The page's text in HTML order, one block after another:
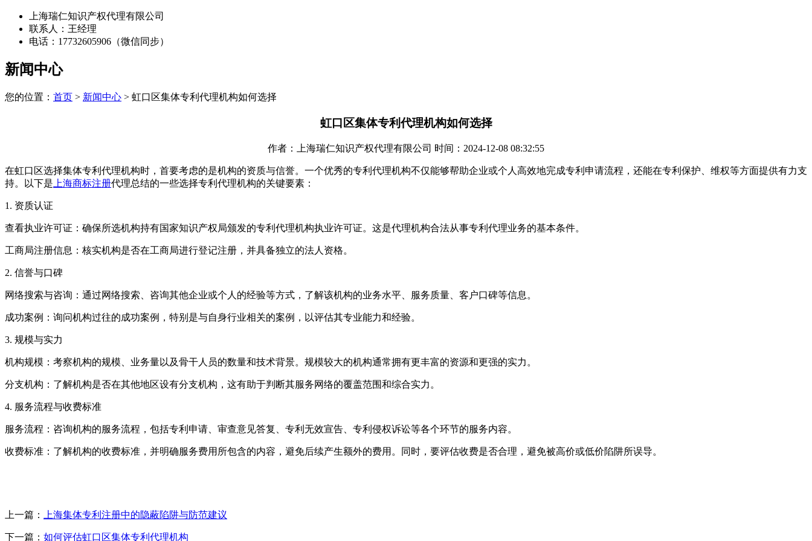
上海瑞仁知识产权代理有限公司
联系人：王经理
电话：17732605906（微信同步）
新闻中心
您的位置： 首页 > 新闻中心 > 虹口区集体专利代理机构如何选择
虹口区集体专利代理机构如何选择
作者：上海瑞仁知识产权代理有限公司 时间：2024-12-08 08:32:55
在虹口区选择集体专利代理机构时，首要考虑的是机构的资质与信誉。一个优秀的专利代理机构不仅能够帮助企业或个人高效地完成专利申请流程，还能在专利保护、维权等方面提供有力支
持。以下是 上海商标注册代理总结的一些选择专利代理机构的关键要素：
1. 资质认证
‌查看执业许可证‌：确保所选机构持有国家知识产权局颁发的专利代理机构执业许可证。这是代理机构合法从事专利代理业务的基本条件。
‌工商局注册信息‌：核实机构是否在工商局进行登记注册，并具备独立的法人资格。
2. 信誉与口碑
‌网络搜索与咨询‌：通过网络搜索、咨询其他企业或个人的经验等方式，了解该机构的业务水平、服务质量、客户口碑等信息。
‌成功案例‌：询问机构过往的成功案例，特别是与自身行业相关的案例，以评估其专业能力和经验。
3. 规模与实力
‌机构规模‌：考察机构的规模、业务量以及骨干人员的数量和技术背景。规模较大的机构通常拥有更丰富的资源和更强的实力。
‌分支机构‌：了解机构是否在其他地区设有分支机构，这有助于判断其服务网络的覆盖范围和综合实力。
4. 服务流程与收费标准
‌服务流程‌：咨询机构的服务流程，包括专利申请、审查意见答复、专利无效宣告、专利侵权诉讼等各个环节的服务内容。
‌收费标准‌：了解机构的收费标准，并明确服务费用所包含的内容，避免后续产生额外的费用。同时，要评估收费是否合理，避免被高价或低价陷阱所误导。
上一篇： 上海集体专利注册中的隐蔽陷阱与防范建议
下一篇： 如何评估虹口区集体专利代理机构